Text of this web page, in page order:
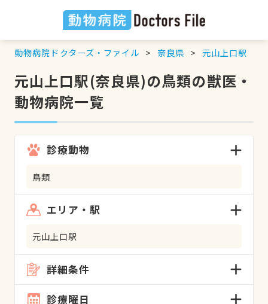
動物病院ドクターズ・ファイル 奈良県 元山上口駅
元山上口駅(奈良県)の鳥類の獣医・
動物病院一覧
診療動物
鳥類
エリア・駅
元山上口駅
詳細条件
診療曜日